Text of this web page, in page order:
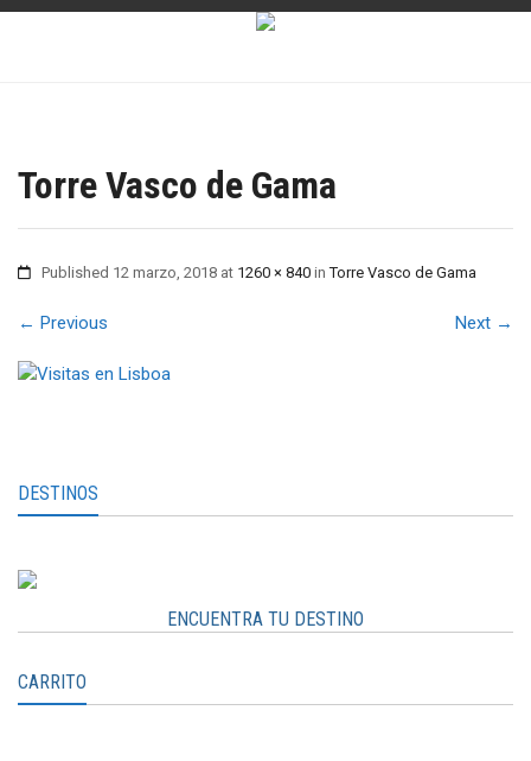
Torre Vasco de Gama
Published 12 marzo, 2018 at 1260 × 840 inTorre Vasco de Gama
← Previous Next →
DESTINOS
ENCUENTRA TU DESTINO
CARRITO